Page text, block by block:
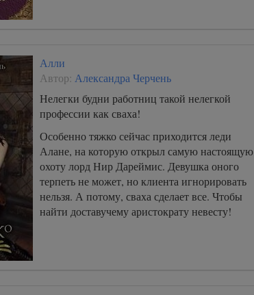
Алли
Автор: Александра Черчень
Нелегки будни работниц такой нелегкой
профессии как сваха!
Особенно тяжко сейчас приходится леди
Алане, на которую открыл самую настоящую
охоту лорд Нир Дареймис. Девушка оного
терпеть не может, но клиента игнорировать
нельзя. А потому, сваха сделает все. Чтобы
найти доставучему аристократу невесту!